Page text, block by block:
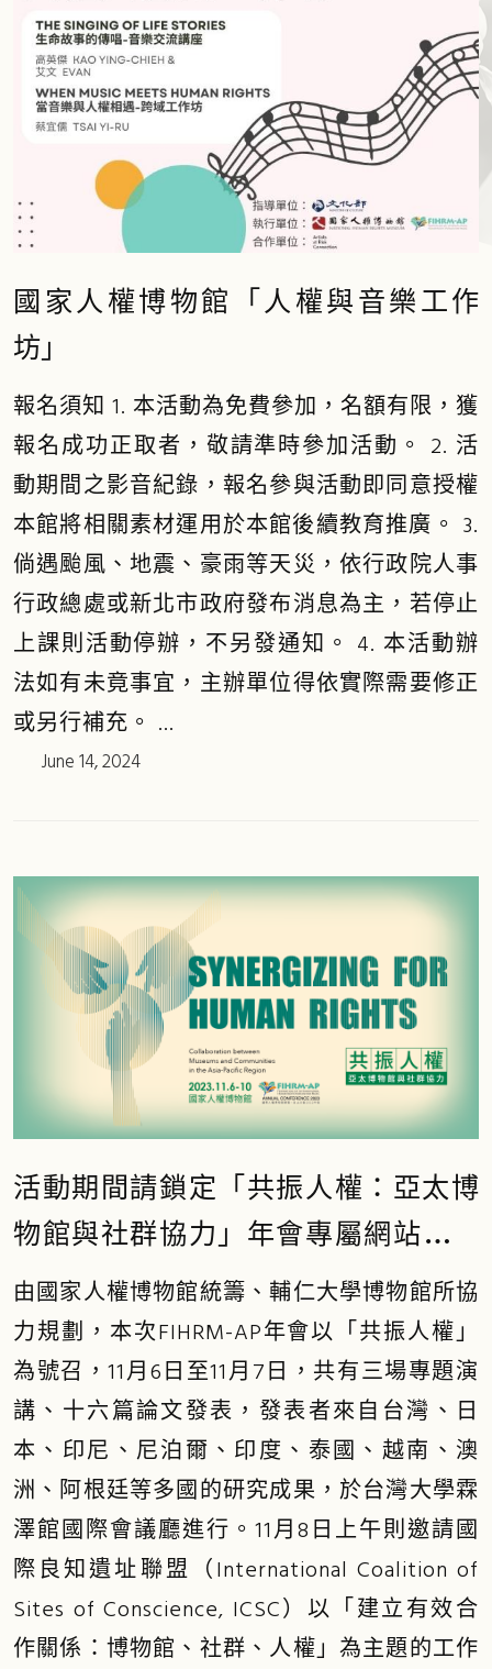
國家人權博物館「人權與音樂工作
坊」
報名須知 1. 本活動為免費參加，名額有限，獲
報名成功正取者，敬請準時參加活動。 2. 活
動期間之影音紀錄，報名參與活動即同意授權
本館將相關素材運用於本館後續教育推廣。 3.
倘遇颱風、地震、豪雨等天災，依行政院人事
行政總處或新北市政府發布消息為主，若停止
上課則活動停辦，不另發通知。 4. 本活動辦
法如有未竟事宜，主辦單位得依實際需要修正
或另行補充。 ...
June 14, 2024
活動期間請鎖定「共振人權：亞太博
物館與社群協力」年會專屬網站，獲
得第一手資訊！
由國家人權博物館統籌、輔仁大學博物館所協
力規劃，本次FIHRM-AP年會以「共振人權」
為號召，11月6日至11月7日，共有三場專題演
講、十六篇論文發表，發表者來自台灣、日
本、印尼、尼泊爾、印度、泰國、越南、澳
洲、阿根廷等多國的研究成果，於台灣大學霖
澤館國際會議廳進行。11月8日上午則邀請國
際良知遺址聯盟（International Coalition of
Sites of Conscience, ICSC）以「建立有效合
作關係：博物館、社群、人權」為主題的工作